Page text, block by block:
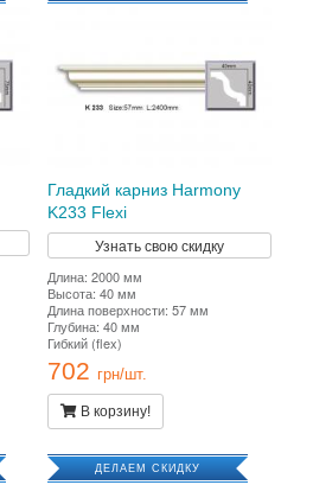
Гладкий карниз Harmony
K233 Flexi
Узнать свою скидку
Длина: 2000 мм
Высота: 40 мм
Длина поверхности: 57 мм
Глубина: 40 мм
Гибкий (flex)
702 грн/шт.
В корзину!
ДЕЛАЕМ СКИДКУ